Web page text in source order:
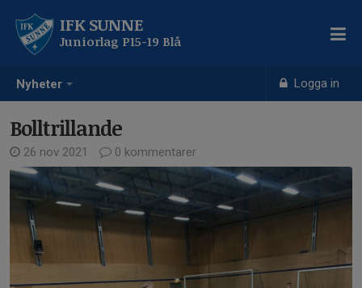
Nyheter Logga in
IFK SUNNE
Juniorlag P15-19 Blå
Bolltrillande
26 nov 2021 0 kommentarer